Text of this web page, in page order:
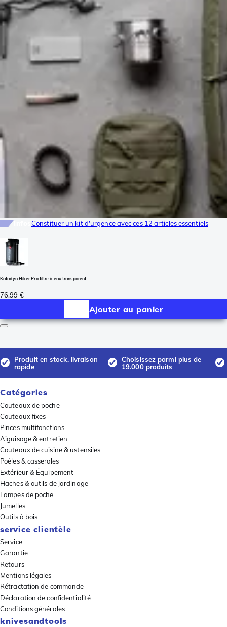
Constituer un kit d'urgence avec ces 12 articles essentiels
Katadyn Hiker Pro filtre à eau transparent
76,99 €
Ajouter au panier
Produit en stock, livraison
rapide
Choisissez parmi plus de
19.000 produits
Catégories
Couteaux de poche
Couteaux fixes
Pinces multifonctions
Aiguisage & entretien
Couteaux de cuisine & ustensiles
Poêles & casseroles
Extérieur & Équipement
Haches & outils de jardinage
Lampes de poche
Jumelles
Outils à bois
service clientèle
Service
Garantie
Retours
Mentions légales
Rétractation de commande
Déclaration de confidentialité
Conditions générales
knivesandtools